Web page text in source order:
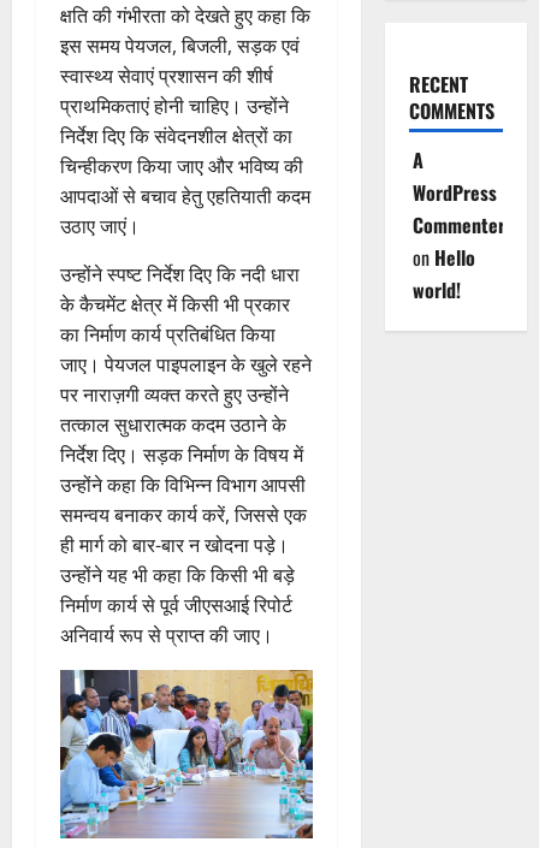
क्षति की गंभीरता को देखते हुए कहा कि
इस समय पेयजल, बिजली, सड़क एवं
स्वास्थ्य सेवाएं प्रशासन की शीर्ष
प्राथमिकताएं होनी चाहिए। उन्होंने
निर्देश दिए कि संवेदनशील क्षेत्रों का
चिन्हीकरण किया जाए और भविष्य की
आपदाओं से बचाव हेतु एहतियाती कदम
उठाए जाएं।
उन्होंने स्पष्ट निर्देश दिए कि नदी धारा
के कैचमेंट क्षेत्र में किसी भी प्रकार
का निर्माण कार्य प्रतिबंधित किया
जाए। पेयजल पाइपलाइन के खुले रहने
पर नाराज़गी व्यक्त करते हुए उन्होंने
तत्काल सुधारात्मक कदम उठाने के
निर्देश दिए। सड़क निर्माण के विषय में
उन्होंने कहा कि विभिन्न विभाग आपसी
समन्वय बनाकर कार्य करें, जिससे एक
ही मार्ग को बार-बार न खोदना पड़े।
उन्होंने यह भी कहा कि किसी भी बड़े
निर्माण कार्य से पूर्व जीएसआई रिपोर्ट
अनिवार्य रूप से प्राप्त की जाए।
RECENT
COMMENTS
A
WordPress
Commenter
on Hello
world!